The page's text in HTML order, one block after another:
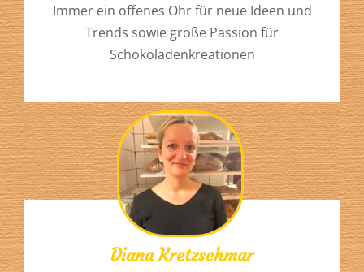
Immer ein offenes Ohr für neue Ideen und
Trends sowie große Passion für
Schokoladenkreationen
Diana Kretzschmar